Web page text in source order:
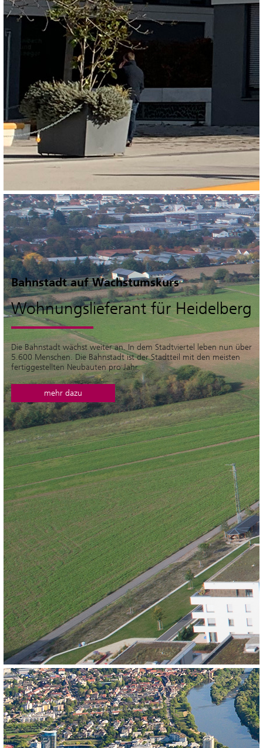
Bahnstadt auf Wachstumskurs
Wohnungslieferant für Heidelberg
Die Bahnstadt wächst weiter an. In dem Stadtviertel leben nun über
5.600 Menschen. Die Bahnstadt ist der Stadtteil mit den meisten
fertiggestellten Neubauten pro Jahr.
mehr dazu